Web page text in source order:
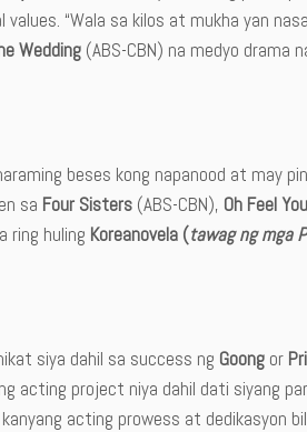
“Wala sa kilos at mukha yan
Wedding (ABS-CBN) na medyo drama
beses kong napanood at may
sa Four Sisters (ABS-CBN), Oh Feel
ring huling Koreanovela (tawag ng mga
siya dahil sa success ng Goong or
acting project niya dahil dati siyang
acting prowess at dedikasyon